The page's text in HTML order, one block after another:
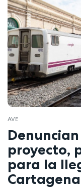
AVE
proyecto,
para la
Cartagena